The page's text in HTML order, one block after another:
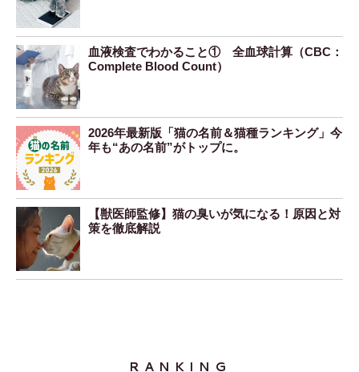
血液検査でわかること① 全血球計算（CBC：
Complete Blood Count）
2026年最新版「猫の名前＆猫種ランキング」今
年も“あの名前”がトップに。
【獣医師監修】猫の臭いが気になる！原因と対
策を徹底解説
RANKING